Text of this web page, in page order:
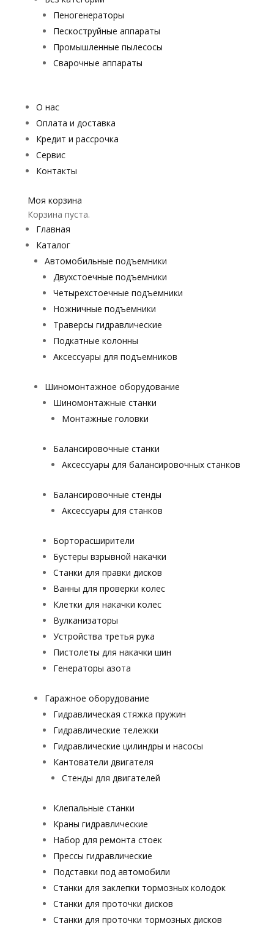
Пеногенераторы
Пескоструйные аппараты
Промышленные пылесосы
Сварочные аппараты
О нас
Оплата и доставка
Кредит и рассрочка
Сервис
Контакты
Моя корзина
Корзина пуста.
Главная
Каталог
Автомобильные подъемники
Двухстоечные подъемники
Четырехстоечные подъемники
Ножничные подъемники
Траверсы гидравлические
Подкатные колонны
Аксессуары для подъемников
Шиномонтажное оборудование
Шиномонтажные станки
Монтажные головки
Балансировочные станки
Аксессуары для балансировочных станков
Балансировочные стенды
Аксессуары для станков
Борторасширители
Бустеры взрывной накачки
Станки для правки дисков
Ванны для проверки колес
Клетки для накачки колес
Вулканизаторы
Устройства третья рука
Пистолеты для накачки шин
Генераторы азота
Гаражное оборудование
Гидравлическая стяжка пружин
Гидравлические тележки
Гидравлические цилиндры и насосы
Кантователи двигателя
Стенды для двигателей
Клепальные станки
Краны гидравлические
Набор для ремонта стоек
Прессы гидравлические
Подставки под автомобили
Станки для заклепки тормозных колодок
Станки для проточки дисков
Станки для проточки тормозных дисков